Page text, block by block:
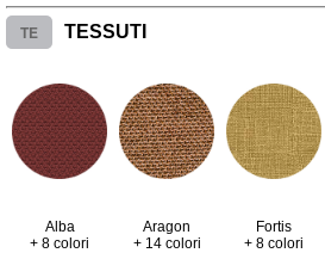
TE TESSUTI
Alba
+ 8 colori
Aragon
+ 14 colori
Fortis
+ 8 colori